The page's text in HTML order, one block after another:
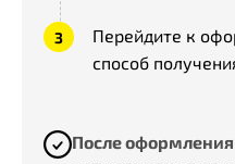
Перейдите к
способ
После